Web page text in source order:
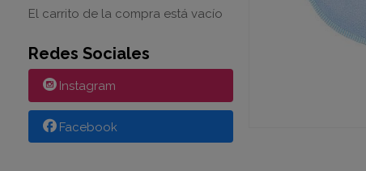
El carrito de la compra está vacío
Redes Sociales
Instagram
Facebook